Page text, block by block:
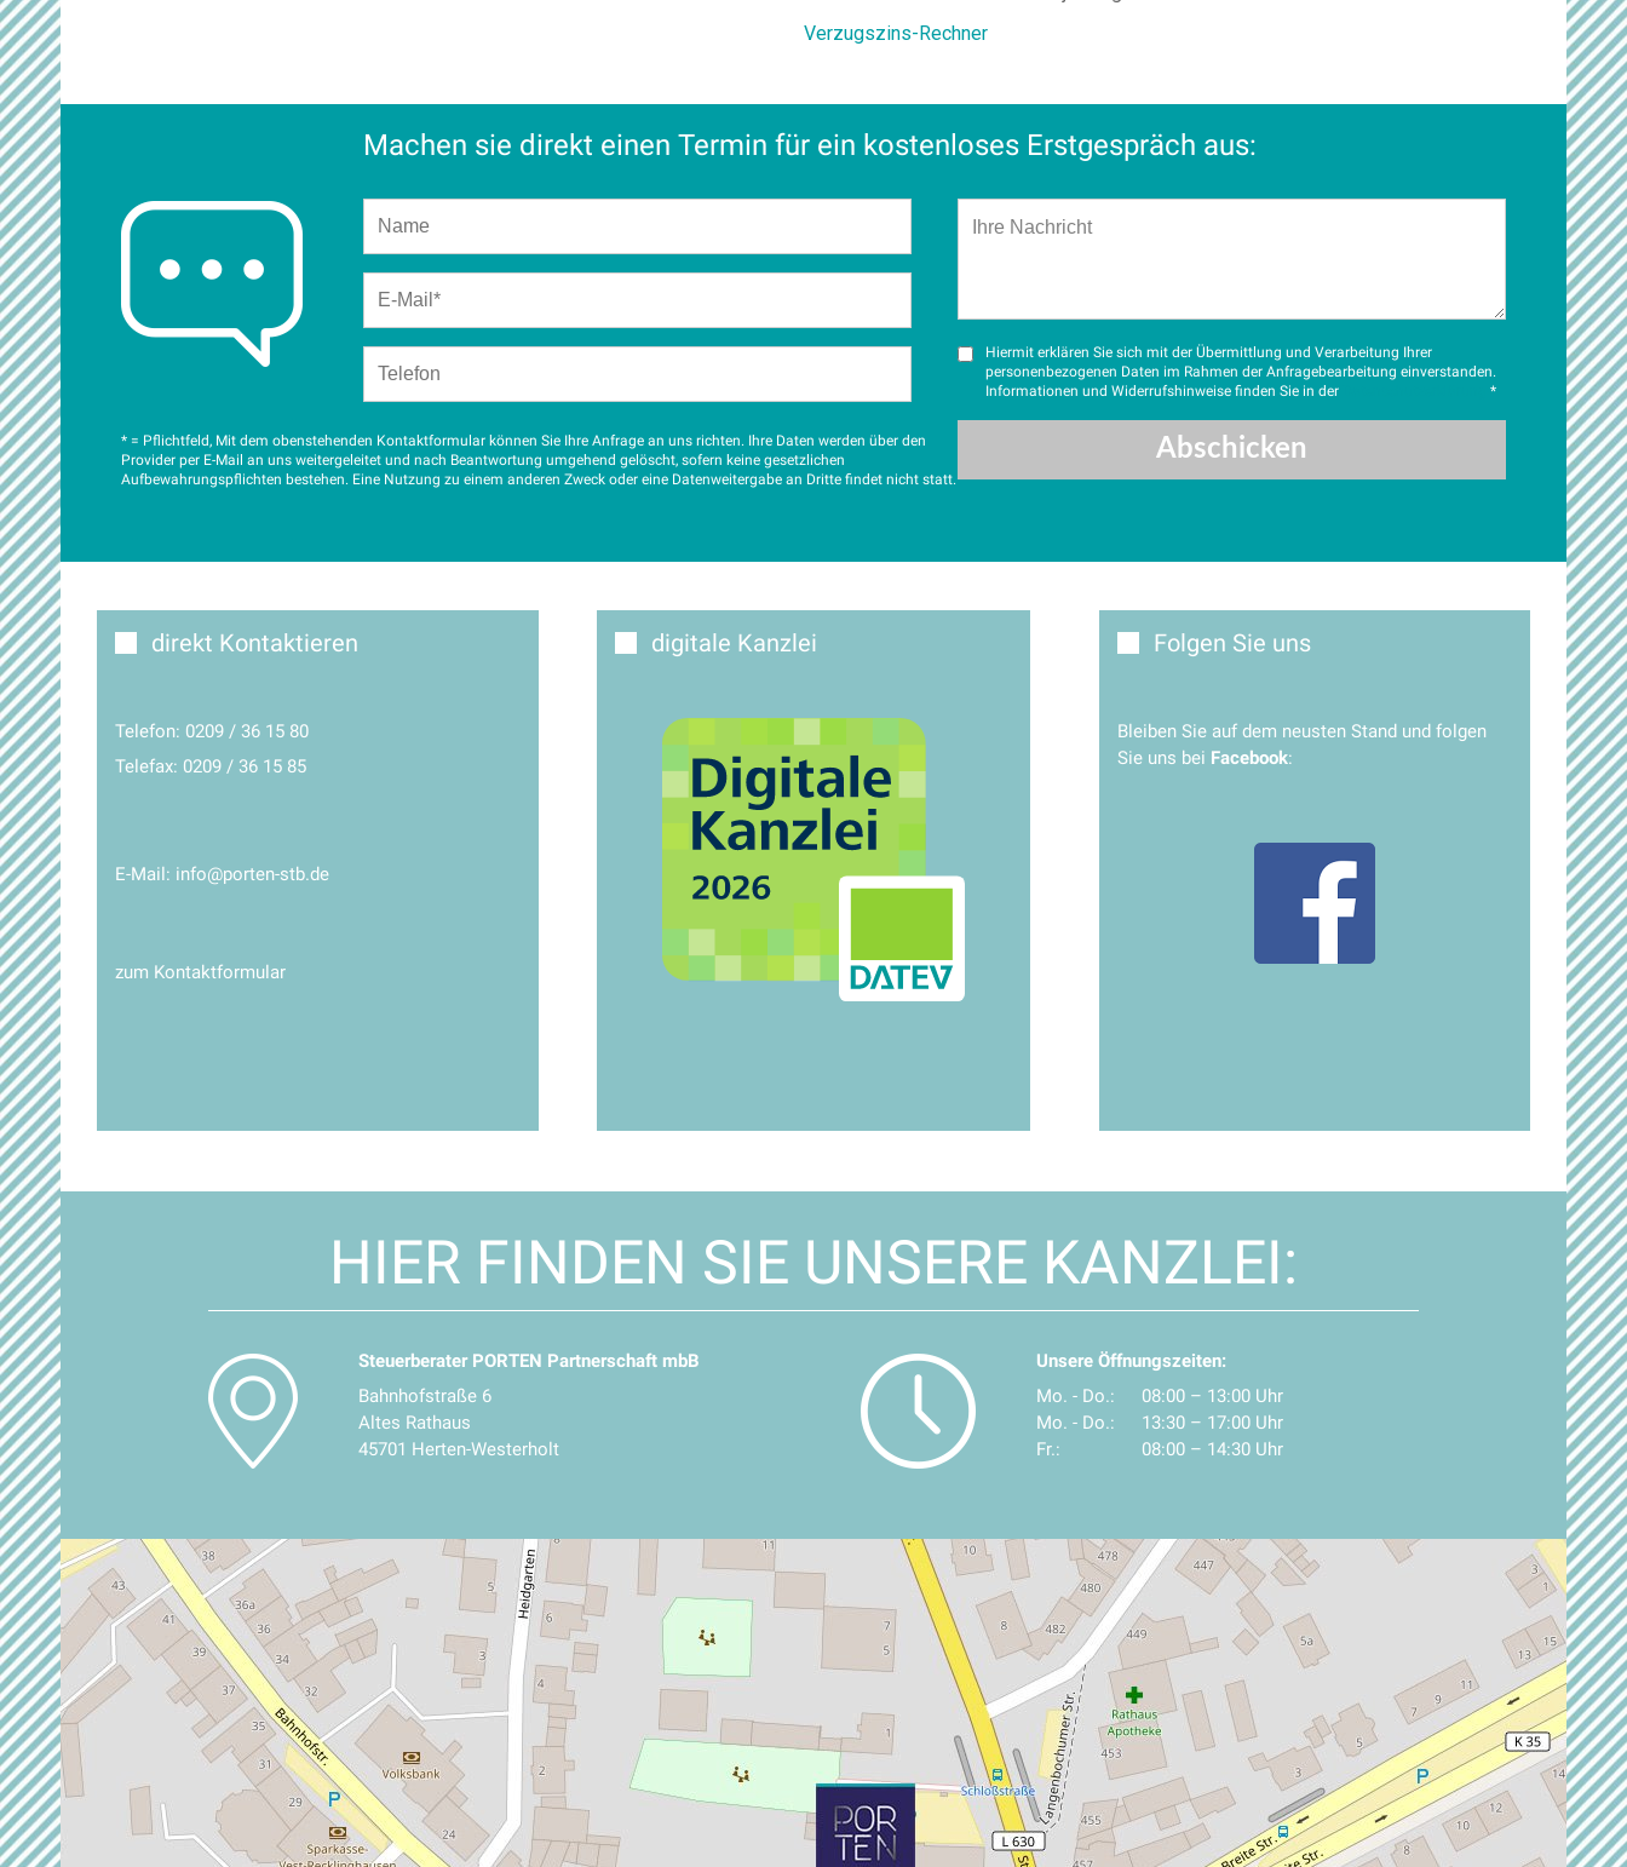
Machen sie direkt einen Termin für ein kostenloses Erstgespräch aus:
Hiermit erklären Sie sich mit der Übermittlung und Verarbeitung Ihrer
personenbezogenen Daten im Rahmen der Anfragebearbeitung einverstanden.
Informationen und Widerrufshinweise finden Sie in der
*
* = Pflichtfeld, Mit dem obenstehenden Kontaktformular können Sie Ihre Anfrage an uns richten. Ihre Daten werden über den
Provider per E-Mail an uns weitergeleitet und nach Beantwortung umgehend gelöscht, sofern keine gesetzlichen
Aufbewahrungspflichten bestehen. Eine Nutzung zu einem anderen Zweck oder eine Datenweitergabe an Dritte findet nicht statt.
direkt Kontaktieren
Telefon: 0209 / 36 15 80
Telefax: 0209 / 36 15 85
E-Mail: info@porten-stb.de
zum Kontaktformular
digitale Kanzlei Folgen Sie uns
Bleiben Sie auf dem neusten Stand und folgen
Sie uns bei Facebook:
HIER FINDEN SIE UNSERE KANZLEI:
Steuerberater PORTEN Partnerschaft mbB
Bahnhofstraße 6
Altes Rathaus
45701 Herten-Westerholt
Unsere Öffnungszeiten:
Mo. - Do.:
08:00 – 13:00 Uhr
Mo. - Do.:
13:30 – 17:00 Uhr
Fr.:
08:00 – 14:30 Uhr